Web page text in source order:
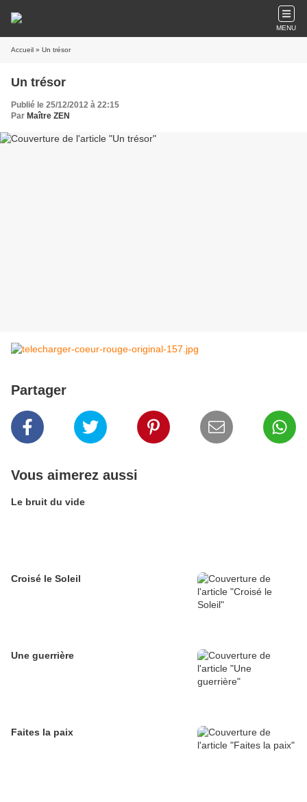
MENU
Accueil » Un trésor
Un trésor
Publié le 25/12/2012 à 22:15
Par Maître ZEN
Partager
Vous aimerez aussi
Le bruit du vide
Croisé le Soleil
Une guerrière
Faites la paix